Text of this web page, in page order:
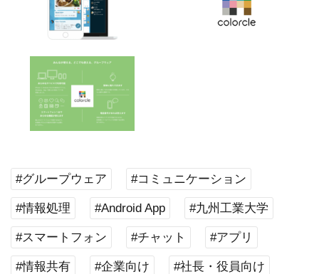
#グループウェア #コミュニケーション
#情報処理 #Android App #九州工業大学
#スマートフォン #チャット #アプリ
#情報共有 #企業向け #社長・役員向け